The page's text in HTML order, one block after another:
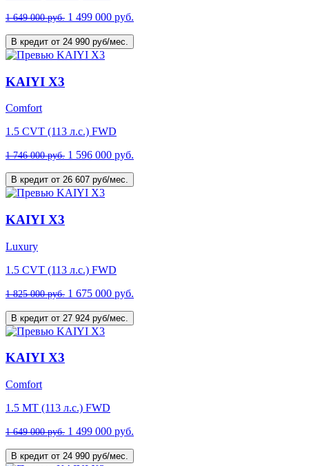
1 649 000 руб. 1 499 000 руб.
В кредит от 24 990 руб/мес.
KAIYI X3
Comfort
1.5 CVT (113 л.с.) FWD
1 746 000 руб. 1 596 000 руб.
В кредит от 26 607 руб/мес.
KAIYI X3
Luxury
1.5 CVT (113 л.с.) FWD
1 825 000 руб. 1 675 000 руб.
В кредит от 27 924 руб/мес.
KAIYI X3
Comfort
1.5 MT (113 л.с.) FWD
1 649 000 руб. 1 499 000 руб.
В кредит от 24 990 руб/мес.